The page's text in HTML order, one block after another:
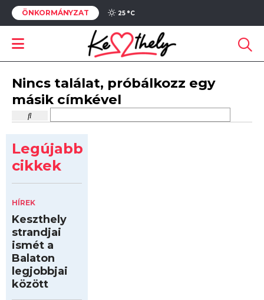
ÖNKORMÁNYZAT 25 °C
Nincs találat, próbálkozz egy
másik címkével
Legújabb
cikkek
HÍREK
Keszthely
strandjai
ismét a
Balaton
legjobbjai
között